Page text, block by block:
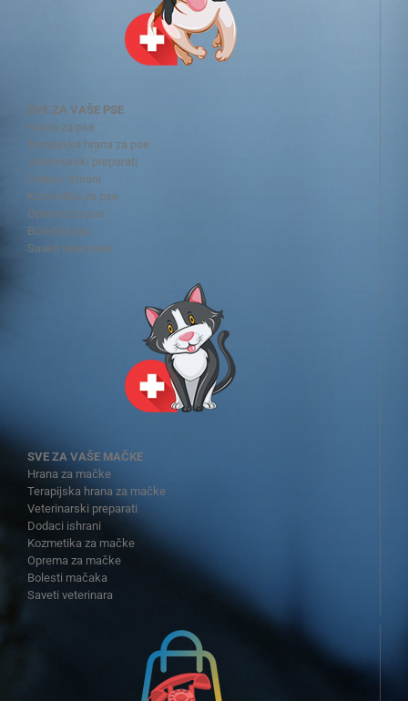
SVE ZA VAŠE PSE
Hrana za pse
Terapijska hrana za pse
Veterinarski preparati
Dodaci ishrani
Kozmetika za pse
Oprema za pse
Bolesti pasa
Saveti veterinara
SVE ZA VAŠE MAČKE
Hrana za mačke
Terapijska hrana za mačke
Veterinarski preparati
Dodaci ishrani
Kozmetika za mačke
Oprema za mačke
Bolesti mačaka
Saveti veterinara